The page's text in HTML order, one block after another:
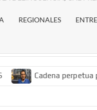
REGIONALES
perpetua para “El